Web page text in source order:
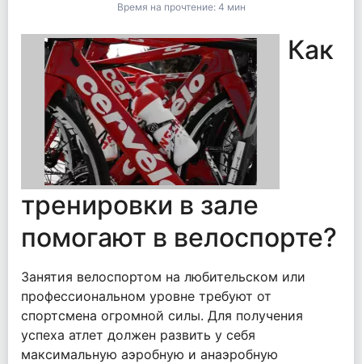
Время на прочтение: 4 мин
Как
тренировки в зале
помогают в велоспорте?
Занятия велоспортом на любительском или
профессиональном уровне требуют от
спортсмена огромной силы. Для получения
успеха атлет должен развить у себя
максимальную аэробную и анаэробную